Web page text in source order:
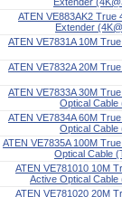
ATEN VE883AK2 True
Extender
ATEN VE7831A 10M
ATEN VE7832A 20M
ATEN VE7833A 30M
Optical Cable
ATEN VE7834A 60M
Optical Cable
ATEN VE7835A 100M
Optical Cable
ATEN VE781010 10M
Active Optical Cable
ATEN VE781020 20M